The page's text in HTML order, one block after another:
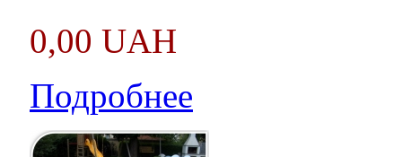
0,00 UAH
Подробнее